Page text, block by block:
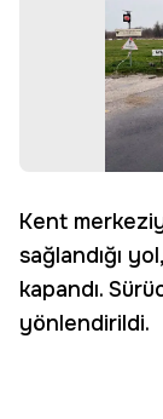
Kent
sağlandığı
kapandı.
yönlendirildi.